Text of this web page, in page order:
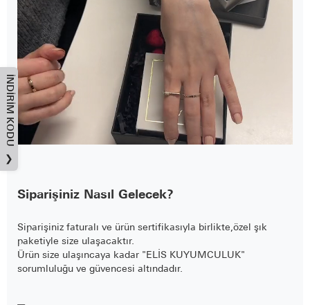
Siparişiniz Nasıl Gelecek?
Siparişiniz faturalı ve ürün sertifikasıyla birlikte,özel şık
paketiyle size ulaşacaktır.
Ürün size ulaşıncaya kadar "ELİS KUYUMCULUK"
sorumluluğu ve güvencesi altındadır.
İNDIRIM KODU
❯